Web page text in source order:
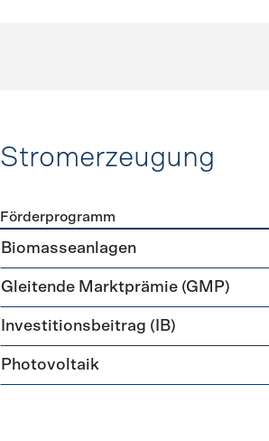
Stromerzeugung
Förderprogramme
Förderprogramm
Biomasseanlagen
Gleitende Marktprämie (GMP)
Investitionsbeitrag (IB)
Photovoltaik